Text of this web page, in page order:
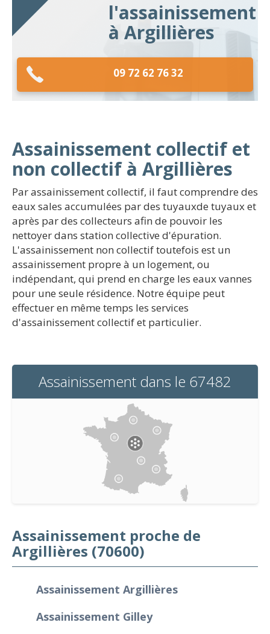
l'assainissement
à Argillières
09 72 62 76 32
Assainissement collectif et
non collectif à Argillières
Par assainissement collectif, il faut comprendre des
eaux sales accumulées par des tuyauxde tuyaux et
après par des collecteurs afin de pouvoir les
nettoyer dans station collective d'épuration.
L'assainissement non collectif toutefois est un
assainissement propre à un logement, ou
indépendant, qui prend en charge les eaux vannes
pour une seule résidence. Notre équipe peut
effectuer en même temps les services
d'assainissement collectif et particulier.
Assainissement dans le 67482
Assainissement proche de
Argillières (70600)
Assainissement Argillières
Assainissement Gilley